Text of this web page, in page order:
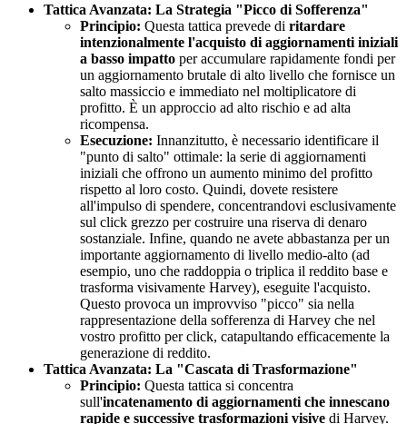
Tattica Avanzata: La Strategia "Picco di Sofferenza"
Principio: Questa tattica prevede di ritardare
intenzionalmente l'acquisto di aggiornamenti iniziali
a basso impatto per accumulare rapidamente fondi per
un aggiornamento brutale di alto livello che fornisce un
salto massiccio e immediato nel moltiplicatore di
profitto. È un approccio ad alto rischio e ad alta
ricompensa.
Esecuzione: Innanzitutto, è necessario identificare il
"punto di salto" ottimale: la serie di aggiornamenti
iniziali che offrono un aumento minimo del profitto
rispetto al loro costo. Quindi, dovete resistere
all'impulso di spendere, concentrandovi esclusivamente
sul click grezzo per costruire una riserva di denaro
sostanziale. Infine, quando ne avete abbastanza per un
importante aggiornamento di livello medio-alto (ad
esempio, uno che raddoppia o triplica il reddito base e
trasforma visivamente Harvey), eseguite l'acquisto.
Questo provoca un improvviso "picco" sia nella
rappresentazione della sofferenza di Harvey che nel
vostro profitto per click, catapultando efficacemente la
generazione di reddito.
Tattica Avanzata: La "Cascata di Trasformazione"
Principio: Questa tattica si concentra
sull'incatenamento di aggiornamenti che innescano
rapide e successive trasformazioni visive di Harvey.